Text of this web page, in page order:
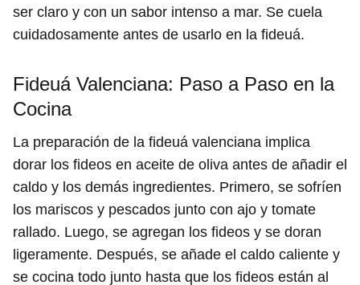
ser claro y con un sabor intenso a mar. Se cuela
cuidadosamente antes de usarlo en la fideuá.
Fideuá Valenciana: Paso a Paso en la
Cocina
La preparación de la fideuá valenciana implica
dorar los fideos en aceite de oliva antes de añadir el
caldo y los demás ingredientes. Primero, se sofríen
los mariscos y pescados junto con ajo y tomate
rallado. Luego, se agregan los fideos y se doran
ligeramente. Después, se añade el caldo caliente y
se cocina todo junto hasta que los fideos están al